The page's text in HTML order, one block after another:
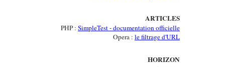
ARTICLES
PHP : SimpleTest - documentation officielle
Opera : le filtrage d'URL
HORIZON